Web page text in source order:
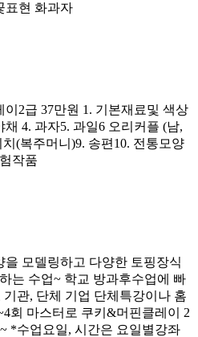
표현 화과자
2급 37만원 1. 기본재료및 색상
4. 과자5. 과일6 오리커플 (남,
(복주머니)9. 송편10. 전통모양
작품
모델링하고 다양한 토핑장식
는 수업~ 학교 방과후수업에 빠
관, 단체 기업 단체특강이나 홈
회 마스터로 쿠키&머핀클레이 2
*수업요일, 시간은 요일별강좌